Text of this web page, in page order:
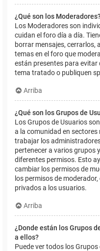
¿Qué son los
Los Moderadores son
cuidan el foro día a día.
borrar mensajes, cerrarlos,
temas en el foro que
están presentes para evitar
tema tratado o publiquen
Arriba
¿Qué son los Grupos de
Los Grupos de Usuarios
a la comunidad en sectores
trabajar los
pertenecer a varios grupos
diferentes permisos. Esto
cambiar los permisos de
los permisos de
privados a los usuarios.
Arriba
¿Donde están los Grupos
a ellos?
Puede ver todos los